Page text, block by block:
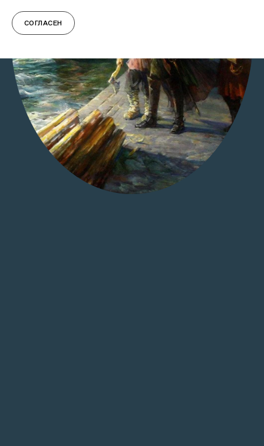
СОГЛАСЕН